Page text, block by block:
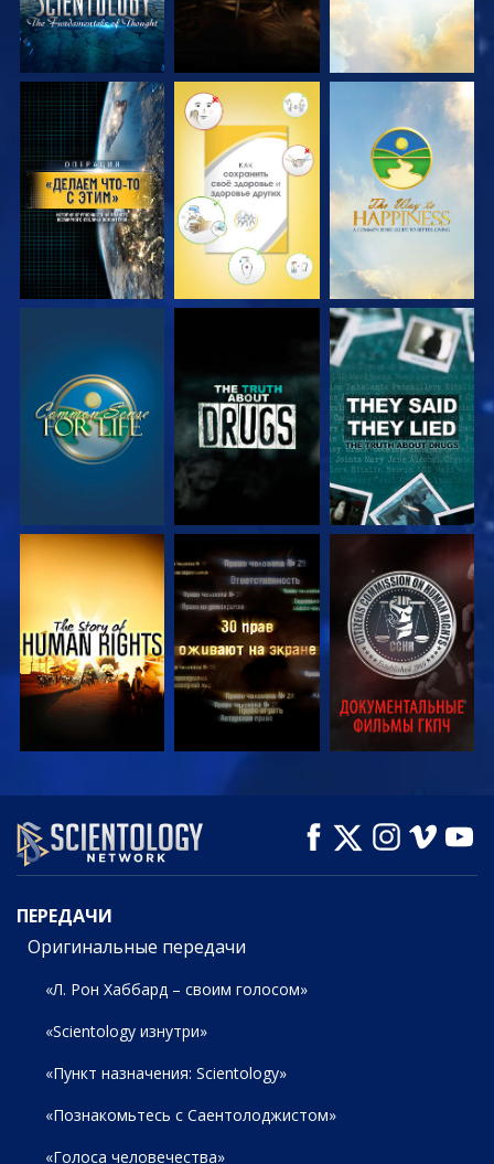
СМОТРЕТЬ СМОТРЕТЬ СМОТРЕТЬ
СМОТРЕТЬ СМОТРЕТЬ СМОТРЕТЬ
СМОТРЕТЬ СМОТРЕТЬ СМОТРЕТЬ
СМОТРЕТЬ СМОТРЕТЬ
СМОТРЕТЬ
ПЕРЕДАЧИ
ПЕРЕДАЧИ
Оригинальные передачи
«Л. Рон Хаббард – своим голосом»
«Scientology изнутри»
«Пункт назначения: Scientology»
«Познакомьтесь с Саентолоджистом»
«Голоса человечества»